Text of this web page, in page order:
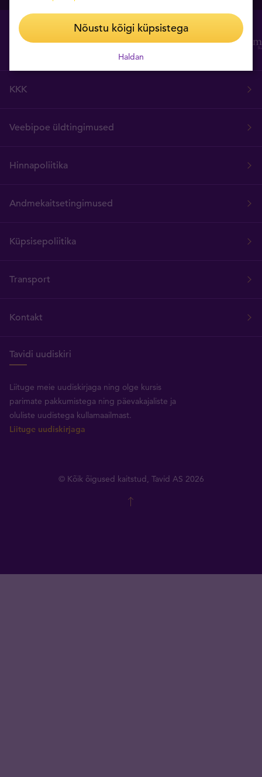
KKK
Veebipoe üldtingimused
Hinnapoliitika
Andmekaitsetingimused
Küpsisepoliitika
Transport
Kontakt
Tavidi uudiskiri
Liituge meie uudiskirjaga ning olge kursis
parimate pakkumistega ning päevakajaliste ja
oluliste uudistega kullamaailmast.
Liituge uudiskirjaga
© Kõik õigused kaitstud, Tavid AS 2026
Nõustu kõigi küpsistega
Haldan